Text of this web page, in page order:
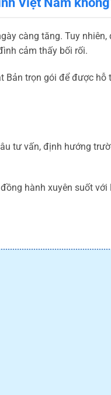
càng tăng. Tuy
cảm thấy bối rối.
trọn gói để được
tư vấn, định hướng
hành xuyên suốt